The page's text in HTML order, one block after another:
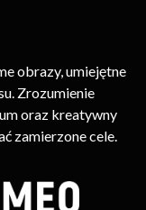
obrazy, umiejętne
Zrozumienie
oraz kreatywny
zamierzone cele.